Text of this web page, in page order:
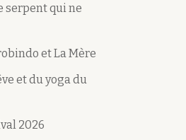
serpent qui ne
et La Mère
et du yoga du
2026